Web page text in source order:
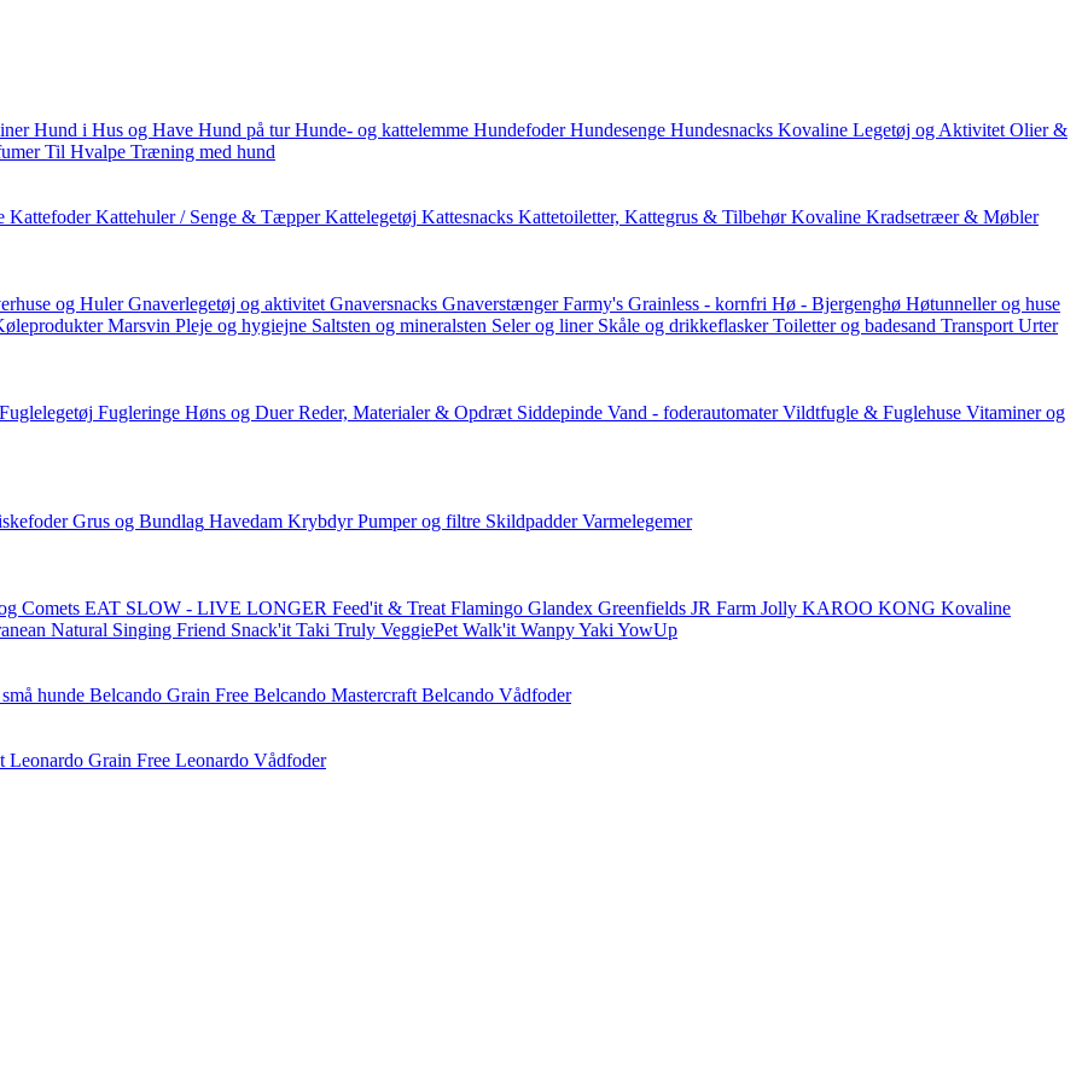
Hund i Hus og Have Hund på tur Hunde- og kattelemme Hundefoder Hundesenge Hundesnacks Kovaline Legetøj og Aktivitet Olier &
Til Hvalpe Træning med hund
Kattefoder Kattehuler / Senge & Tæpper Kattelegetøj Kattesnacks Kattetoiletter, Kattegrus & Tilbehør Kovaline Kradsetræer & Møbler
og Huler Gnaverlegetøj og aktivitet Gnaversnacks Gnaverstænger Farmy's Grainless - kornfri Hø - Bjergenghø Høtunneller og huse
Marsvin Pleje og hygiejne Saltsten og mineralsten Seler og liner Skåle og drikkeflasker Toiletter og badesand Transport Urter
Fuglelegetøj Fugleringe Høns og Duer Reder, Materialer & Opdræt Siddepinde Vand - foderautomater Vildtfugle & Fuglehuse Vitaminer og
Grus og Bundlag Havedam Krybdyr Pumper og filtre Skildpadder Varmelegemer
Comets EAT SLOW - LIVE LONGER Feed'it & Treat Flamingo Glandex Greenfields JR Farm Jolly KAROO KONG Kovaline
Natural Singing Friend Snack'it Taki Truly VeggiePet Walk'it WanpyYaki YowUp
hunde Belcando Grain Free Belcando Mastercraft Belcando Vådfoder
Leonardo Grain Free Leonardo Vådfoder